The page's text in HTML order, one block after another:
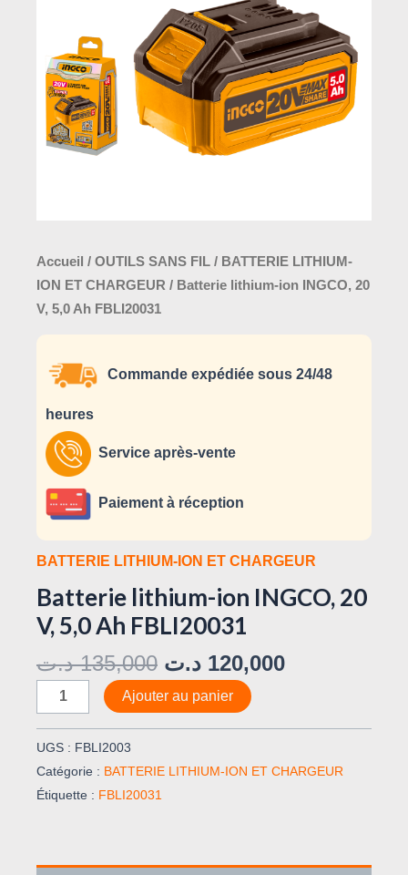
Accueil / OUTILS SANS FIL / BATTERIE LITHIUM-
ION ET CHARGEUR / Batterie lithium-ion INGCO, 20
V, 5,0 Ah FBLI20031
Commande expédiée sous 24/48
heures
Service après-vente
Paiement à réception
BATTERIE LITHIUM-ION ET CHARGEUR
Batterie lithium-ion INGCO, 20
V, 5,0 Ah FBLI20031
135,000 د.ت 120,000 د.ت
5,0
Ah
FBLI20031
Ajouter au panier
UGS : FBLI2003
Catégorie : BATTERIE LITHIUM-ION ET CHARGEUR
Étiquette : FBLI20031